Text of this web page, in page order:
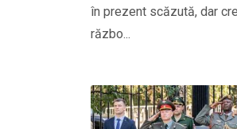
în prezent scăzută, dar
războ...